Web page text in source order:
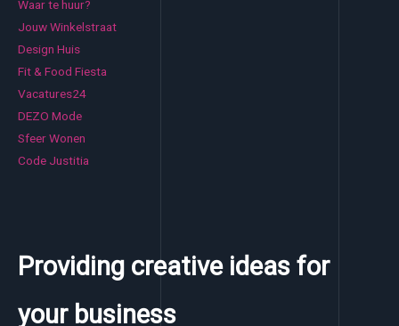
Waar te huur?
Jouw Winkelstraat
Design Huis
Fit & Food Fiesta
Vacatures24
DEZO Mode
Sfeer Wonen
Code Justitia
Providing creative ideas for
your business